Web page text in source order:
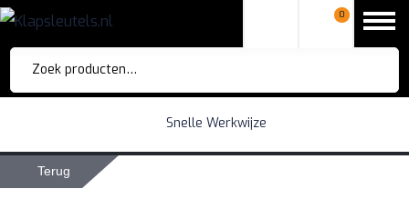
0
Zoeken
naar:
Snelle Werkwijze
Terug